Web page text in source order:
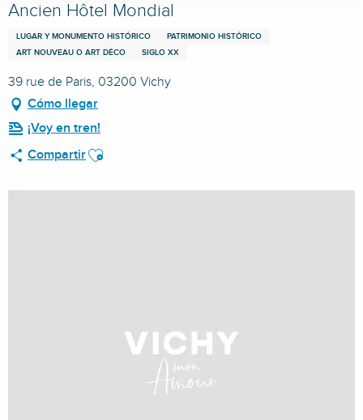
Ancien Hôtel Mondial
LUGAR Y MONUMENTO HISTÓRICO
PATRIMONIO HISTÓRICO
ART NOUVEAU O ART DÉCO
SIGLO XX
39 rue de Paris, 03200 Vichy
Cómo llegar
¡Voy en tren!
CompartirAjouter aux favoris